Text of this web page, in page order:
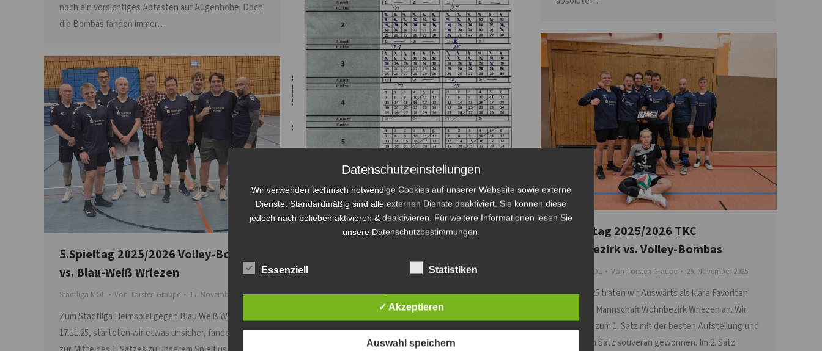
noch ein vorsichtiges Abtasten auf Augenhöhe. Doch
die Bombas fanden immer…
Stadtliga MOL 8. Dezember 2025
Was für ein Auftritt in der heimischen Halle! Am
08.12.25 hieß es: Volley Bombas Eberswalde e.V. gegen
die Gäste vom Phoenix SV. Und man muss sagen, die
Bombas haben heute nichts anbrennen lassen! Hier
6.Spieltag 2025/2026 TKC
Wohnbezirk vs. Volley-Bombas
Stadtliga MOL Von Torsten Graupe 26. November 2025
Am 26.11.25 traten wir Auswärts als klare Favoriten
gegen die Mannschaft Wohnbezirk Wriezen an. Wir
starteten zum 1. Satz mit der besten Aufstellung und
haben den Satz souverän gewonnen. Im 2. Satz
5.Spieltag 2025/2026 Volley-Bombas
vs. Blau-Weiß Wriezen
Stadtliga MOL Von Torsten Graupe 17. November 2025
Zum Stadtliga Heimspiel gegen Blau Weiß Wriezen am
17.11.25, starteten wir etwas unsicher, fanden aber
Datenschutzeinstellungen
Wir verwenden technisch notwendige Cookies auf unserer Webseite sowie externe
Dienste. Standardmäßig sind alle externen Dienste deaktiviert. Sie können diese
jedoch nach belieben aktivieren & deaktivieren. Für weitere Informationen lesen Sie
unsere Datenschutzbestimmungen.
Essenziell Statistiken
✓ Akzeptieren
Auswahl speichern